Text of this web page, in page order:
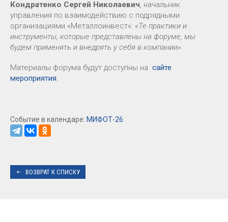
Кондратенко Сергей Николаевич, начальник
управления по взаимодействию с подрядными
организациями «Металлоинвест»: «Те практики и
инструменты, которые представлены на форуме, мы
будем применять и внедрять у себя в компании».
Материалы форума будут доступны на сайте
мероприятия.
Событие в календаре: МИФОТ-26
ВОЗВРАТ К СПИСКУ